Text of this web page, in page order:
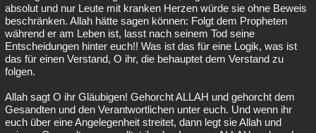
absolut und nur Leute mit kranken Herzen würde sie ohne Beweis
beschränken. Allah hätte sagen können: Folgt dem Propheten
während er am Leben ist, lasst nach seinem Tod seine
Entscheidungen hinter euch!! Was ist das für eine Logik, was ist
das für einen Verstand, O ihr, die behauptet dem Verstand zu
folgen.
Allah sagt O ihr Gläubigen! Gehorcht ALLAH und gehorcht dem
Gesandten und den Verantwortlichen unter euch. Und wenn ihr
euch über eine Angelegenheit streitet, dann legt sie Allah und